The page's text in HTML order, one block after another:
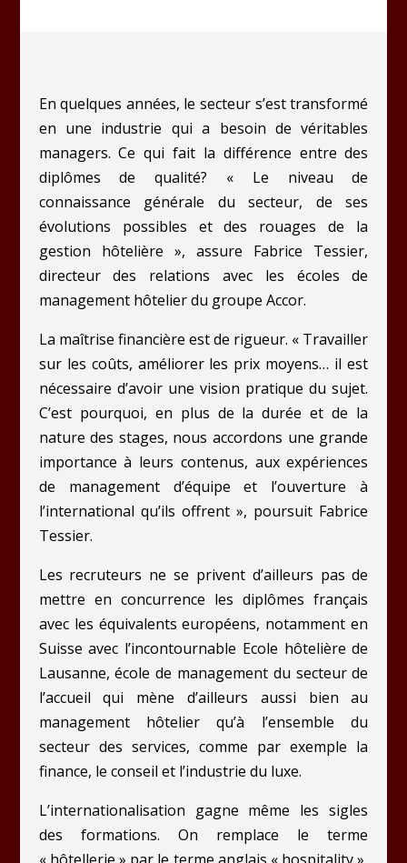
En quelques années, le secteur s’est transformé
en une industrie qui a besoin de véritables
managers. Ce qui fait la différence entre des
diplômes de qualité? « Le niveau de
connaissance générale du secteur, de ses
évolutions possibles et des rouages de la
gestion hôtelière », assure Fabrice Tessier,
directeur des relations avec les écoles de
management hôtelier du groupe Accor.
La maîtrise financière est de rigueur. « Travailler
sur les coûts, améliorer les prix moyens… il est
nécessaire d’avoir une vision pratique du sujet.
C’est pourquoi, en plus de la durée et de la
nature des stages, nous accordons une grande
importance à leurs contenus, aux expériences
de management d’équipe et l’ouverture à
l’international qu’ils offrent », poursuit Fabrice
Tessier.
Les recruteurs ne se privent d’ailleurs pas de
mettre en concurrence les diplômes français
avec les équivalents européens, notamment en
Suisse avec l’incontournable Ecole hôtelière de
Lausanne, école de management du secteur de
l’accueil qui mène d’ailleurs aussi bien au
management hôtelier qu’à l’ensemble du
secteur des services, comme par exemple la
finance, le conseil et l’industrie du luxe.
L’internationalisation gagne même les sigles
des formations. On remplace le terme